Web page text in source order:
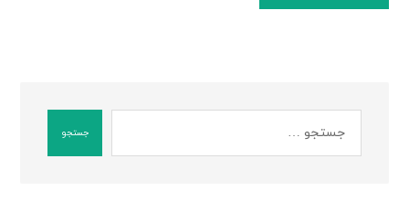
جستجو